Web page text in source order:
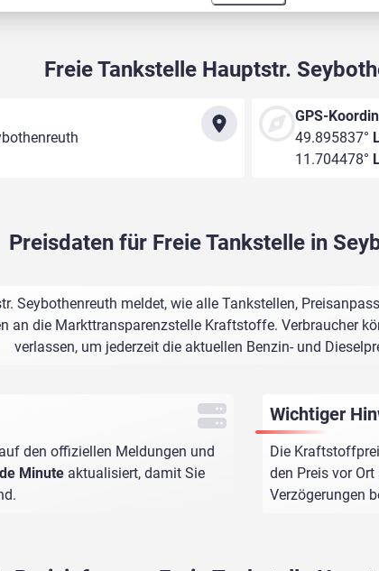
Freie Tankstelle Hauptstr.
GPS-
49.895837°
11.704478°
Preisdaten für Freie Tankstelle in
Seybothenreuth meldet, wie alle Tankstellen,
an die Markttransparenzstelle Kraftstoffe. Verbraucher
verlassen, um jederzeit die aktuellen Benzin- und
den offiziellen Meldungen und
Minute aktualisiert, damit Sie
Wichtiger
Die
den Preis vor
Verzögerungen